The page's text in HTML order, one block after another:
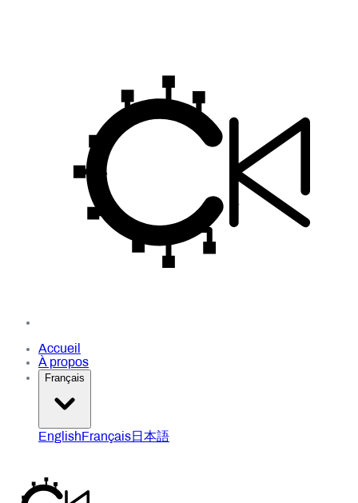
Accueil
À propos
Français
English Français 日本語